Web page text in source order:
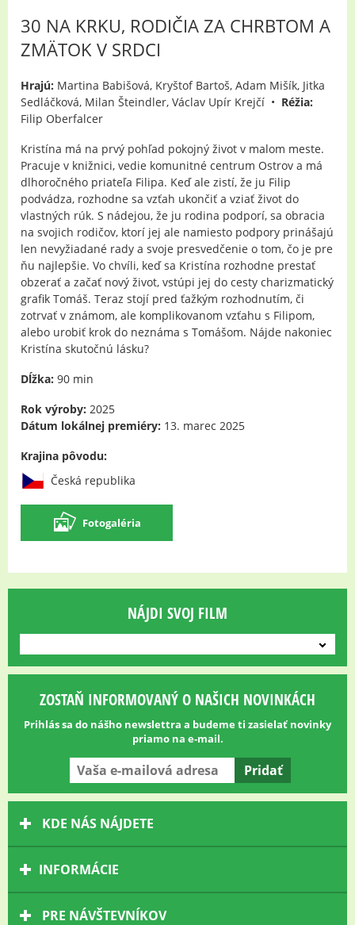
30 NA KRKU, RODIČIA ZA CHRBTOM A
ZMÄTOK V SRDCI
Hrajú: Martina Babišová, Kryštof Bartoš, Adam Mišík, Jitka
Sedláčková, Milan Šteindler, Václav Upír Krejčí • Réžia:
Filip Oberfalcer
Kristína má na prvý pohľad pokojný život v malom meste.
Pracuje v knižnici, vedie komunitné centrum Ostrov a má
dlhoročného priateľa Filipa. Keď ale zistí, že ju Filip
podvádza, rozhodne sa vzťah ukončiť a vziať život do
vlastných rúk. S nádejou, že ju rodina podporí, sa obracia
na svojich rodičov, ktorí jej ale namiesto podpory prinášajú
len nevyžiadané rady a svoje presvedčenie o tom, čo je pre
ňu najlepšie. Vo chvíli, keď sa Kristína rozhodne prestať
obzerať a začať nový život, vstúpi jej do cesty charizmatický
grafik Tomáš. Teraz stojí pred ťažkým rozhodnutím, či
zotrvať v známom, ale komplikovanom vzťahu s Filipom,
alebo urobiť krok do neznáma s Tomášom. Nájde nakoniec
Kristína skutočnú lásku?
Dĺžka: 90 min
Rok výroby: 2025
Dátum lokálnej premiéry: 13. marec 2025
Krajina pôvodu:
Česká republika
Fotogaléria
NÁJDI SVOJ FILM
ZOSTAŇ INFORMOVANÝ O NAŠICH NOVINKÁCH
Prihlás sa do nášho newslettra a budeme ti zasielať novinky
priamo na e-mail.
KDE NÁS NÁJDETE
INFORMÁCIE
PRE NÁVŠTEVNÍKOV